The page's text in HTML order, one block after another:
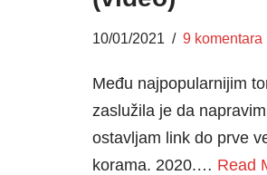
10/01/2021 9 komentara
Među najpopularnijim
zaslužila je da
ostavljam link do prve
korama. 2020.… Read